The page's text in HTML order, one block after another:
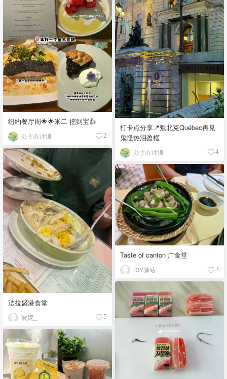
纽约餐厅周🌟🌟米二 挖到宝👍
公主在冲浪 2
打卡点分享📍魁北克Québec再见
鬼怪热泪盈框
公主在冲浪 4
法拉盛港食堂
波妮_ 5
Taste of canton 广食堂
DIY驿站 3